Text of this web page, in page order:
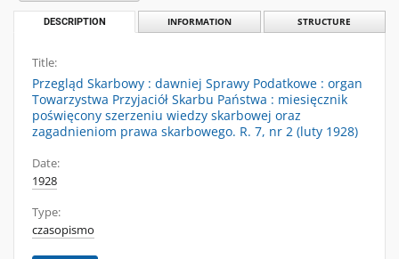
DESCRIPTION INFORMATION STRUCTURE
Title:
Przegląd Skarbowy : dawniej Sprawy Podatkowe : organ
Towarzystwa Przyjaciół Skarbu Państwa : miesięcznik
poświęcony szerzeniu wiedzy skarbowej oraz
zagadnieniom prawa skarbowego. R. 7, nr 2 (luty 1928)
Date:
1928
Type:
czasopismo